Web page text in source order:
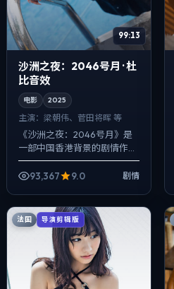
99:13
沙洲之夜：2046号月 · 杜
比音效
电影 2025
主演： 梁朝伟、菅田将晖 等
《沙洲之夜：2046号月》是
一部中国香港背景的剧情作
品，2025年公映，由乌尔善
执导，梁朝伟、菅田将晖、马
93,367 9.0 剧情
法国 导演剪辑版